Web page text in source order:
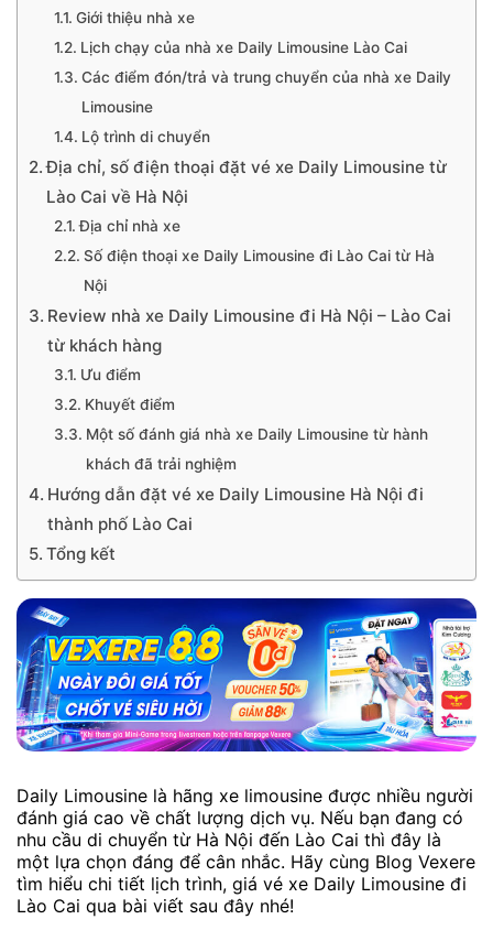
Giới thiệu nhà xe
Lịch chạy của nhà xe Daily Limousine Lào Cai
Các điểm đón/trả và trung chuyển của nhà xe Daily
Limousine
Lộ trình di chuyển
Địa chỉ, số điện thoại đặt vé xe Daily Limousine từ
Lào Cai về Hà Nội
Địa chỉ nhà xe
Số điện thoại xe Daily Limousine đi Lào Cai từ Hà
Nội
Review nhà xe Daily Limousine đi Hà Nội – Lào Cai
từ khách hàng
Ưu điểm
Khuyết điểm
Một số đánh giá nhà xe Daily Limousine từ hành
khách đã trải nghiệm
Hướng dẫn đặt vé xe Daily Limousine Hà Nội đi
thành phố Lào Cai
Tổng kết
Daily Limousine là hãng xe limousine được nhiều người
đánh giá cao về chất lượng dịch vụ. Nếu bạn đang có
nhu cầu di chuyển từ Hà Nội đến Lào Cai thì đây là
một lựa chọn đáng để cân nhắc. Hãy cùng Blog Vexere
tìm hiểu chi tiết lịch trình, giá vé xe Daily Limousine đi
Lào Cai qua bài viết sau đây nhé!